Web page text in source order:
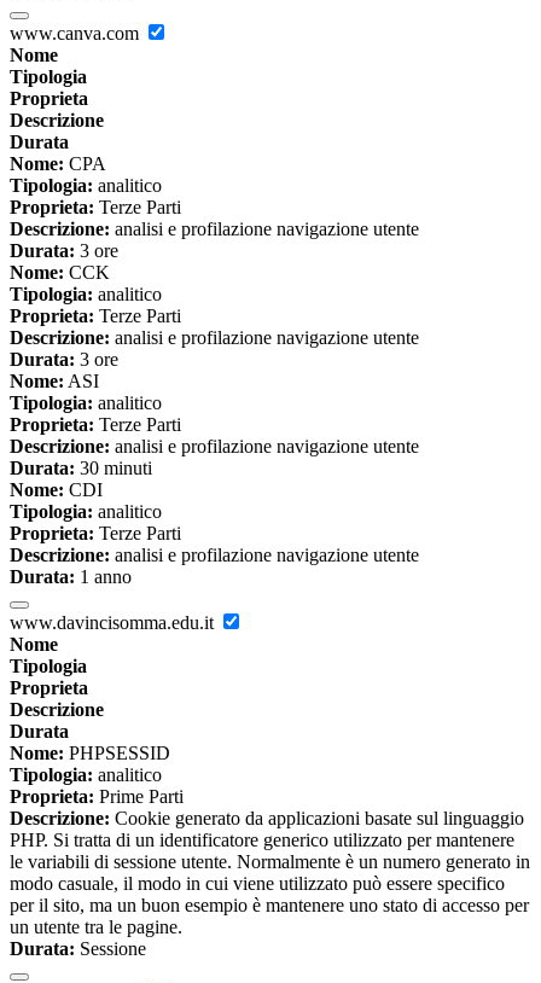
www.canva.com
Nome
Tipologia
Proprieta
Descrizione
Durata
Nome: CPA
Tipologia: analitico
Proprieta: Terze Parti
Descrizione: analisi e profilazione navigazione utente
Durata: 3 ore
Nome: CCK
Tipologia: analitico
Proprieta: Terze Parti
Descrizione: analisi e profilazione navigazione utente
Durata: 3 ore
Nome: ASI
Tipologia: analitico
Proprieta: Terze Parti
Descrizione: analisi e profilazione navigazione utente
Durata: 30 minuti
Nome: CDI
Tipologia: analitico
Proprieta: Terze Parti
Descrizione: analisi e profilazione navigazione utente
Durata: 1 anno
www.davincisomma.edu.it
Nome
Tipologia
Proprieta
Descrizione
Durata
Nome: PHPSESSID
Tipologia: analitico
Proprieta: Prime Parti
Descrizione: Cookie generato da applicazioni basate sul linguaggio
PHP. Si tratta di un identificatore generico utilizzato per mantenere
le variabili di sessione utente. Normalmente è un numero generato in
modo casuale, il modo in cui viene utilizzato può essere specifico
per il sito, ma un buon esempio è mantenere uno stato di accesso per
un utente tra le pagine.
Durata: Sessione